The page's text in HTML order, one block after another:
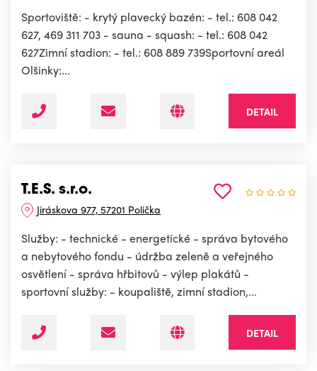
Sportoviště: - krytý plavecký bazén: - tel.: 608 042
627, 469 311 703 - sauna - squash: - tel.: 608 042
627Zimní stadion: - tel.: 608 889 739Sportovní areál
Olšinky:...
DETAIL
T.E.S. s.r.o.
Jiráskova 977, 57201 Polička
Služby: - technické - energetické - správa bytového
a nebytového fondu - údržba zeleně a veřejného
osvětlení - správa hřbitovů - výlep plakátů -
sportovní služby: - koupaliště, zimní stadion,...
DETAIL